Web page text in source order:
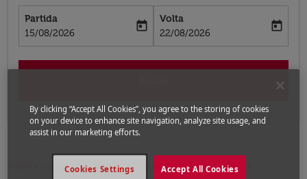
Partida
fc-booking-departure-date-aria-label
15/08/2026
today
Volta
fc-booking-return-date-aria-label
22/08/2026
today
Página inicial Voos
Voos para Serra Leoa
By clicking “Accept All Cookies”, you agree to the storing of cookies
on your device to enhance site navigation, analyze site usage, and
assist in our marketing efforts.
Accept All Cookies
Cookies Settings